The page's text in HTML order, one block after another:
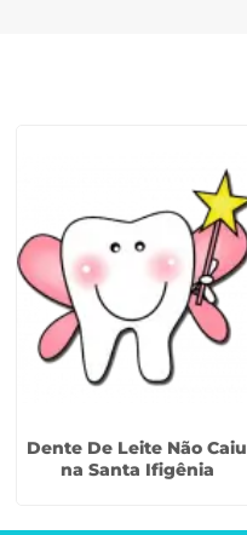
Dente De Leite Não Caiu
na Santa Ifigênia